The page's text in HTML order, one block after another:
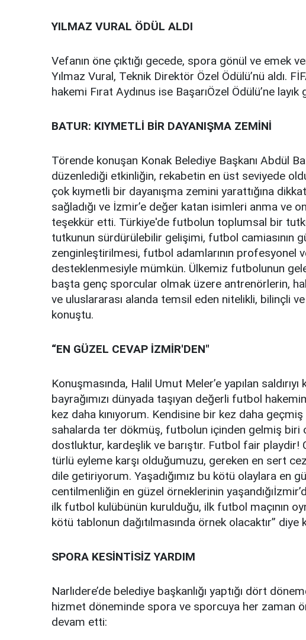
YILMAZ VURAL ÖDÜL ALDI
Vefanın öne çıktığı gecede, spora gönül ve emek
Yılmaz Vural, Teknik Direktör Özel Ödülü’nü aldı.
hakemi Fırat Aydınus ise BaşarıÖzel Ödülü’ne layık
BATUR: KIYMETLİ BİR DAYANIŞMA ZEMİNİ
Törende konuşan Konak Belediye Başkanı Abdül
düzenlediği etkinliğin, rekabetin en üst seviyede
çok kıymetli bir dayanışma zemini yarattığına
sağladığı ve İzmir’e değer katan isimleri anma ve
teşekkür etti. Türkiye'de futbolun toplumsal bir
tutkunun sürdürülebilir gelişimi, futbol camiasının
zenginleştirilmesi, futbol adamlarının profesyonel
desteklenmesiyle mümkün. Ülkemiz futbolunun
başta genç sporcular olmak üzere antrenörlerin,
ve uluslararası alanda temsil eden nitelikli, bilinçli
konuştu.
“EN GÜZEL CEVAP İZMİR'DEN"
Konuşmasında, Halil Umut Meler’e yapılan
bayrağımızı dünyada taşıyan değerli futbol
kez daha kınıyorum. Kendisine bir kez daha
sahalarda ter dökmüş, futbolun içinden gelmiş
dostluktur, kardeşlik ve barıştır. Futbol fair
türlü eyleme karşı olduğumuzu, gereken en sert
dile getiriyorum. Yaşadığımız bu kötü olaylara en
centilmenliğin en güzel örneklerinin
ilk futbol kulübünün kurulduğu, ilk futbol maçının
kötü tablonun dağıtılmasında örnek olacaktır” diye
SPORA KESİNTİSİZ YARDIM
Narlıdere’de belediye başkanlığı yaptığı dört
hizmet döneminde spora ve sporcuya her zaman
devam etti: